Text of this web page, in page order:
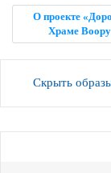
О проекте
Храме
Скрыть